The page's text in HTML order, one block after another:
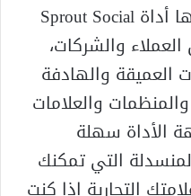
ورعاية العملاء التي تتميز بها أداة Sprout Social
والشركات،
العميقة والهادفة
والعلامات
الأداة سهلة
التي تمكنك